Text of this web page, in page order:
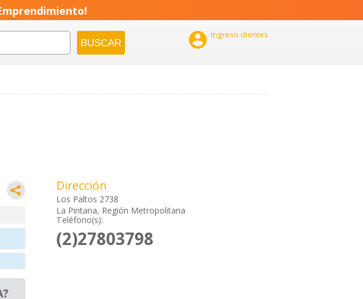
 Ingreso clientes
Dirección
Los Paltos 2738
La Pintana, Región Metropolitana
Teléfono(s):
(2)27803798